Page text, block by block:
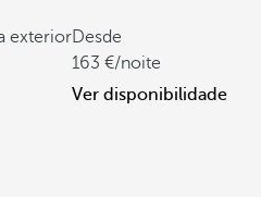
exteriorDesde
163
/noite
Ver disponibilidade